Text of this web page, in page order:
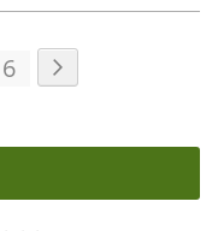
Seite
6